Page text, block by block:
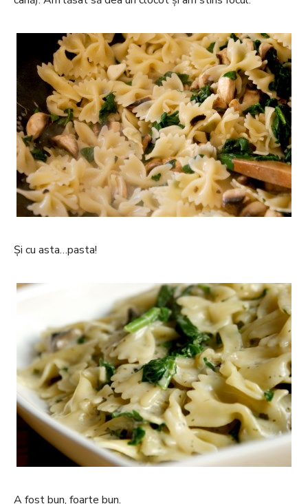
Și cu asta…pasta!
A fost bun, foarte bun.